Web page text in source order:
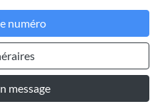
numéro
message